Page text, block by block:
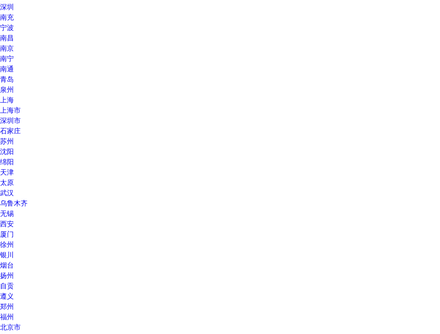
深圳
南充
宁波
南昌
南京
南宁
南通
青岛
泉州
上海
上海市
深圳市
石家庄
苏州
沈阳
绵阳
天津
太原
武汉
乌鲁木齐
无锡
西安
厦门
徐州
银川
烟台
扬州
自贡
遵义
郑州
福州
北京市